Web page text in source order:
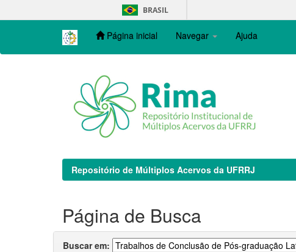
navigation
BRASIL
Página inicial Navegar Ajuda
Repositório de Múltiplos Acervos da UFRRJ
Página de Busca
Buscar em: